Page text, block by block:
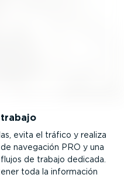
evita el tráfico y realiza
navegación PRO y una
de trabajo dedicada.
toda la información